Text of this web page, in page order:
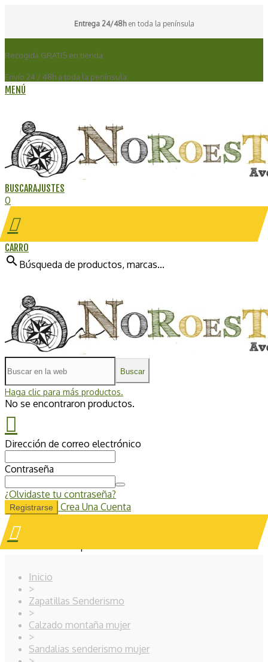
Entrega 24/48hen toda la península
Recogida GRATIS en tienda
Envío 24 / 48h a toda la península
MENÚ
BUSCARAJUSTES
0
CARRO
search Búsqueda de productos, marcas...
Buscar
Haga clic para más productos.
No se encontraron productos.
Dirección de correo electrónico
Contraseña
¿Olvidaste tu contraseña?
Registrarse Crea Una Cuenta
Su carrito de compras está vacío.
Inicio
>
Zapatillas Senderismo
>
Calzado montaña mujer
>
Sandalias senderismo mujer